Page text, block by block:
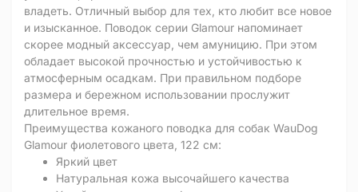
владеть. Отличный выбор для тех, кто любит все новое
и изысканное. Поводок серии Glamour напоминает
скорее модный аксессуар, чем амуницию. При этом
обладает высокой прочностью и устойчивостью к
атмосферным осадкам. При правильном подборе
размера и бережном использовании прослужит
длительное время.
Преимущества кожаного поводка для собак WauDog
Glamour фиолетового цвета, 122 см:
Яркий цвет
Натуральная кожа высочайшего качества